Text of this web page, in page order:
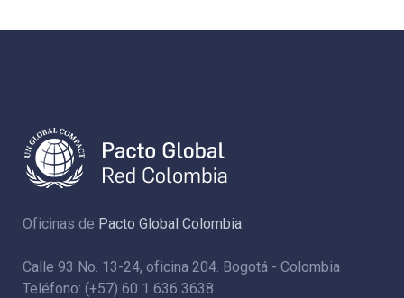
Oficinas de Pacto Global Colombia:
Calle 93 No. 13-24, oficina 204. Bogotá - Colombia
Teléfono: (+57) 60 1 636 3638